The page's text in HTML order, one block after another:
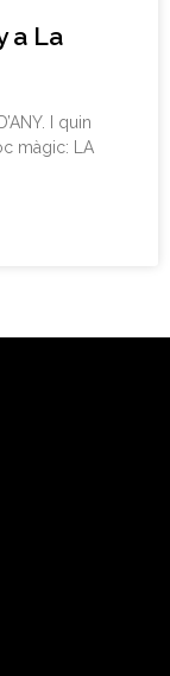
a La
I quin
màgic: LA